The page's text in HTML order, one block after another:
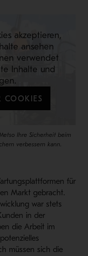
akzeptieren,
ansehen
verwendet
Inhalte und
COOKIES
Ihre Sicherheit beim
verbessern kann.
für
Markt gebracht.
war stets
in der
die Arbeit im
müssen sich die